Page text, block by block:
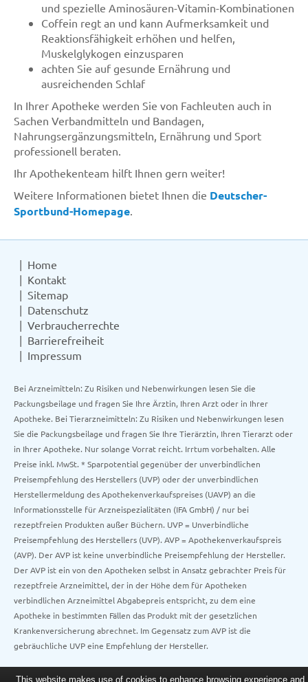
und spezielle Aminosäuren-Vitamin-Kombinationen
Coffein regt an und kann Aufmerksamkeit und
Reaktionsfähigkeit erhöhen und helfen,
Muskelglykogen einzusparen
achten Sie auf gesunde Ernährung und
ausreichenden Schlaf
In Ihrer Apotheke werden Sie von Fachleuten auch in
Sachen Verbandmitteln und Bandagen,
Nahrungsergänzungsmitteln, Ernährung und Sport
professionell beraten.
Ihr Apothekenteam hilft Ihnen gern weiter!
Weitere Informationen bietet Ihnen die Deutscher-
Sportbund-Homepage.
Home
Kontakt
Sitemap
Datenschutz
Verbraucherrechte
Barrierefreiheit
Impressum
Bei Arzneimitteln: Zu Risiken und Nebenwirkungen lesen Sie die
Packungsbeilage und fragen Sie Ihre Ärztin, Ihren Arzt oder in Ihrer
Apotheke. Bei Tierarzneimitteln: Zu Risiken und Nebenwirkungen lesen
Sie die Packungsbeilage und fragen Sie Ihre Tierärztin, Ihren Tierarzt oder
in Ihrer Apotheke. Nur solange Vorrat reicht. Irrtum vorbehalten. Alle
Preise inkl. MwSt. * Sparpotential gegenüber der unverbindlichen
Preisempfehlung des Herstellers (UVP) oder der unverbindlichen
Herstellermeldung des Apothekenverkaufspreises (UAVP) an die
Informationsstelle für Arzneispezialitäten (IFA GmbH) / nur bei
rezeptfreien Produkten außer Büchern. UVP = Unverbindliche
Preisempfehlung des Herstellers (UVP). AVP = Apothekenverkaufspreis
(AVP). Der AVP ist keine unverbindliche Preisempfehlung der Hersteller.
Der AVP ist ein von den Apotheken selbst in Ansatz gebrachter Preis für
rezeptfreie Arzneimittel, der in der Höhe dem für Apotheken
verbindlichen Arzneimittel Abgabepreis entspricht, zu dem eine
Apotheke in bestimmten Fällen das Produkt mit der gesetzlichen
Krankenversicherung abrechnet. Im Gegensatz zum AVP ist die
gebräuchliche UVP eine Empfehlung der Hersteller.
This website makes use of cookies to enhance browsing experience and